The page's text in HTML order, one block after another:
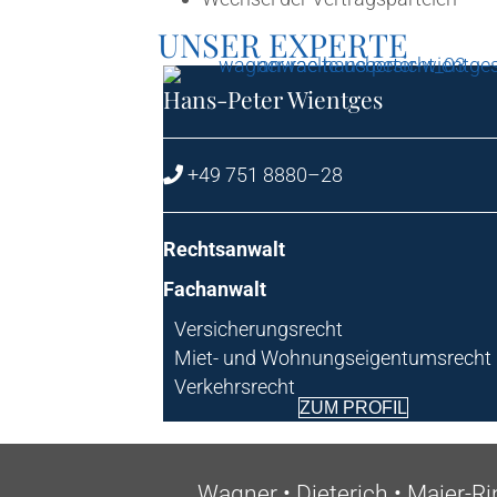
UNSER EXPER­TE
Hans-Peter Wient­ges
+49 751 8880–28
Rechts­an­walt
Fach­an­walt
Ver­si­che­rungs­recht
Miet- und Wohnungseigentumsrecht
Verkehrsrecht
ZUM PRO­FIL